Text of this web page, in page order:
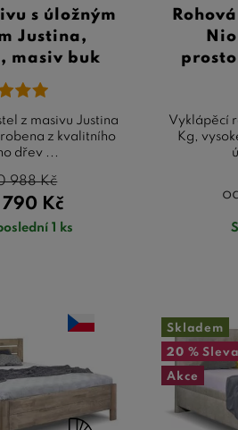
s úložným
Justina,
masiv buk
z masivu Justina
z kvalitního
dřev ...
790 Kč
988Kč
1 ks
Vyklápěcí
Kg,
Skladem
20 % Sleva
Akce